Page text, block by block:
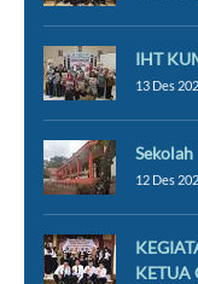
IHT
13 Des
Sekolah
12 Des
KETUA